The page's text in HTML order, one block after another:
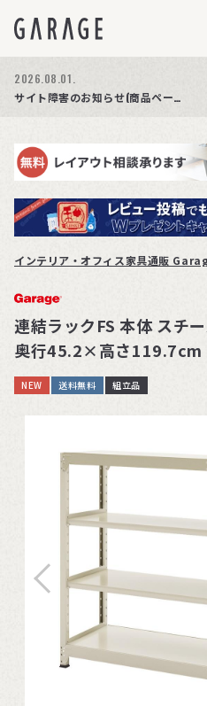
2026.08.03.
商品ページ障害復旧のお知らせ
2026.08.01.
サイト障害のお知らせ(商品ページが正常に表示されない事象発生)
インテリア・オフィス家具通販
連結ラックFS 本体 スチ
奥行45.2×高さ119.7cm
NEW 送料無料 組立品